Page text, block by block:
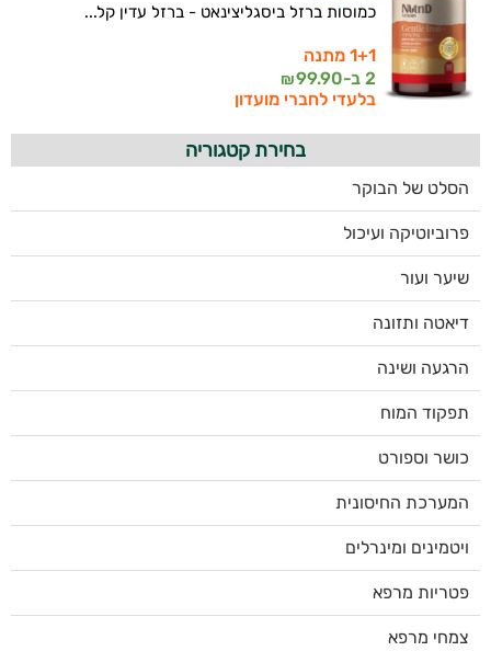
כמוסות ברזל ביסגליצינאט - ברזל עדין קל...
1+1 מתנה
2 ב-
99.90
₪
בלעדי לחברי מועדון
בחירת קטגוריה
הסלט של הבוקר
פרוביוטיקה ועיכול
שיער ועור
דיאטה ותזונה
הרגעה ושינה
תפקוד המוח
כושר וספורט
המערכת החיסונית
ויטמינים ומינרלים
פטריות מרפא
צמחי מרפא